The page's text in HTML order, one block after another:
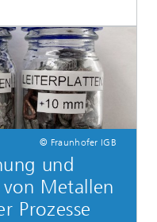
© Fraunhofer IGB
und
Metallen
Prozesse